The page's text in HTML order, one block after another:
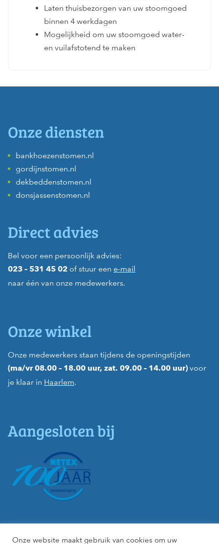
Laten thuisbezorgen van uw stoomgoed
binnen 4 werkdagen
Mogelijkheid om uw stoomgoed water-
en vuilafstotend te maken
Onze diensten
bankhoezenstomen.nl
gordijnstomen.nl
dekbeddenstomen.nl
donsjassenstomen.nl
Direct advies
Bel voor een persoonlijk advies:
023 – 531 45 02 of stuur een e-mail
naar één van onze medewerkers.
Onze winkel
Onze medewerkers staan tijdens de openingstijden
(ma/vr 08.00 – 18.00 uur, zat. 09.00 – 14.00 uur) voor
je klaar in Haarlem.
Aangesloten bij
Onze website maakt gebruik van cookies om uw